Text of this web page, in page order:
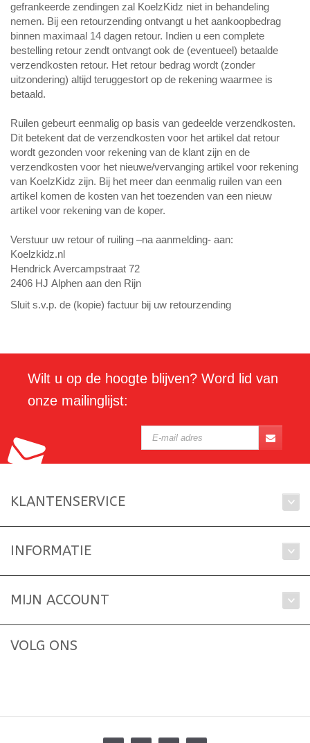
gefrankeerde zendingen zal KoelzKidz niet in behandeling
nemen. Bij een retourzending ontvangt u het aankoopbedrag
binnen maximaal 14 dagen retour. Indien u een complete
bestelling retour zendt ontvangt ook de (eventueel) betaalde
verzendkosten retour. Het retour bedrag wordt (zonder
uitzondering) altijd teruggestort op de rekening waarmee is
betaald.
Ruilen gebeurt eenmalig op basis van gedeelde verzendkosten.
Dit betekent dat de verzendkosten voor het artikel dat retour
wordt gezonden voor rekening van de klant zijn en de
verzendkosten voor het nieuwe/vervanging artikel voor rekening
van KoelzKidz zijn. Bij het meer dan eenmalig ruilen van een
artikel komen de kosten van het toezenden van een nieuw
artikel voor rekening van de koper.
Verstuur uw retour of ruiling –na aanmelding- aan:
Koelzkidz.nl
Hendrick Avercampstraat 72
2406 HJ Alphen aan den Rijn
Sluit s.v.p. de (kopie) factuur bij uw retourzending
Wilt u op de hoogte blijven? Word lid van
onze mailinglijst:
KLANTENSERVICE
INFORMATIE
MIJN ACCOUNT
VOLG ONS